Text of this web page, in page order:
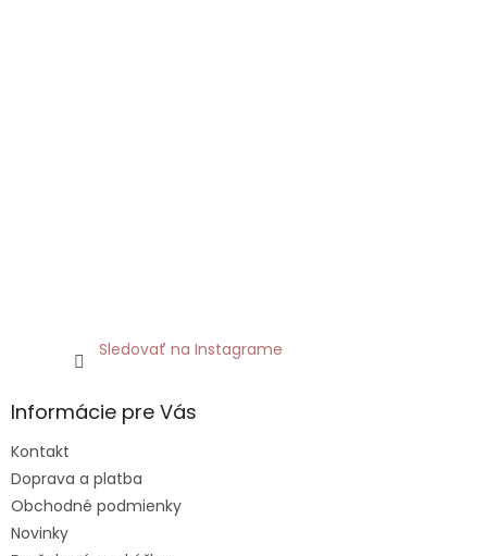
Sledovať na Instagrame
Informácie pre Vás
Kontakt
Doprava a platba
Obchodné podmienky
Novinky